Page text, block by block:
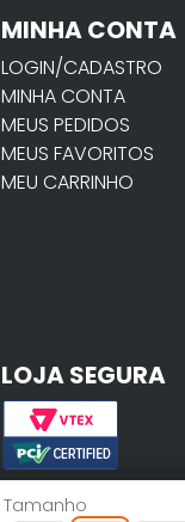
Tamanho
MINHA CONTA
LOGIN/CADASTRO
MINHA CONTA
MEUS PEDIDOS
MEUS FAVORITOS
MEU CARRINHO
LOJA SEGURA